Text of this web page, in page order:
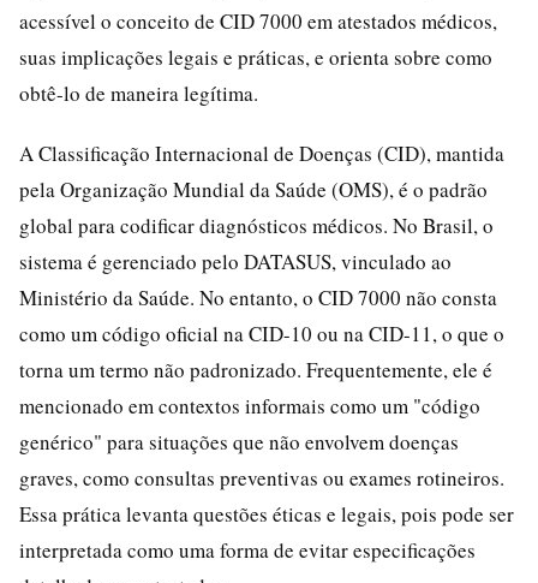
acessível o conceito de CID 7000 em atestados médicos,
suas implicações legais e práticas, e orienta sobre como
obtê-lo de maneira legítima.
A Classificação Internacional de Doenças (CID), mantida
pela Organização Mundial da Saúde (OMS), é o padrão
global para codificar diagnósticos médicos. No Brasil, o
sistema é gerenciado pelo DATASUS, vinculado ao
Ministério da Saúde. No entanto, o CID 7000 não consta
como um código oficial na CID-10 ou na CID-11, o que o
torna um termo não padronizado. Frequentemente, ele é
mencionado em contextos informais como um "código
genérico" para situações que não envolvem doenças
graves, como consultas preventivas ou exames rotineiros.
Essa prática levanta questões éticas e legais, pois pode ser
interpretada como uma forma de evitar especificações